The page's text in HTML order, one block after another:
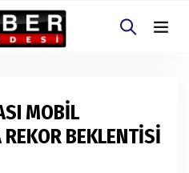
MOBİL
BEKLENTİSİ